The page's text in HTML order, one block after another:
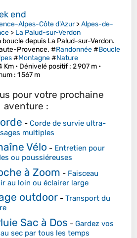
end
Alpes-Côte d'Azur>Alpes-de-
> La Palud-sur-Verdon
boucle depuis La Palud-sur-Verdon.
Provence. #Randonnée#Boucle
#Montagne#Nature
Km • Dénivelé positif: 2 907 m •
: 1 567 m
pour votre prochaine
aventure :
- Corde de survie ultra-
multiples
Vélo - Entretien pour
ou poussiéreuses
à Zoom - Faisceau
au loin ou éclairer large
outdoor - Transport du
Sac à Dos - Gardez vos
sec par tous les temps